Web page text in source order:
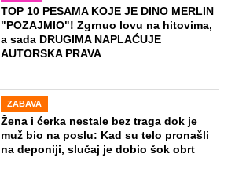
TOP 10 PESAMA KOJE JE DINO MERLIN
"POZAJMIO"! Zgrnuo lovu na hitovima,
a sada DRUGIMA NAPLAĆUJE
AUTORSKA PRAVA
ZABAVA
Žena i ćerka nestale bez traga dok je
muž bio na poslu: Kad su telo pronašli
na deponiji, slučaj je dobio šok obrt